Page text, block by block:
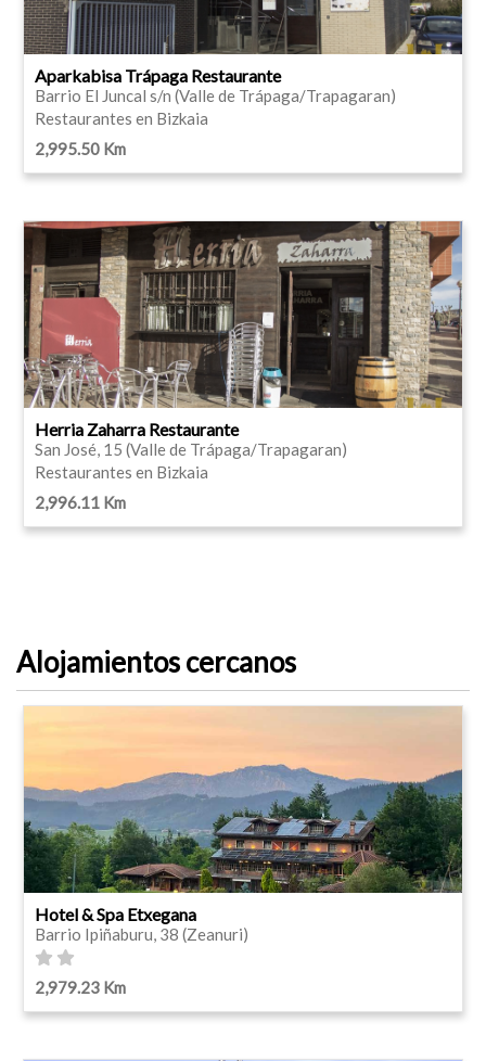
Aparkabisa Trápaga Restaurante
Barrio El Juncal s/n (Valle de Trápaga/Trapagaran)
Restaurantes en Bizkaia
2,995.50 Km
Herria Zaharra Restaurante
San José, 15 (Valle de Trápaga/Trapagaran)
Restaurantes en Bizkaia
2,996.11 Km
Alojamientos cercanos
Hotel & Spa Etxegana
Barrio Ipiñaburu, 38 (Zeanuri)
2,979.23 Km